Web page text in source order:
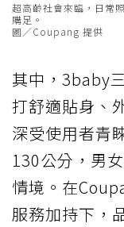
超高齡社會來臨，日常
購足。
圖／Coupang 提供
其中，3baby
打舒適貼身、
深受使用者青
130公分，男
情境。在
服務加持下，